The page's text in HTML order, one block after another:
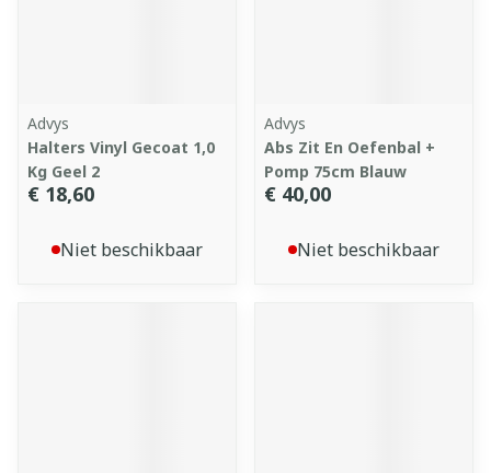
Advys
Halters Vinyl Gecoat 1,0
Kg Geel 2
€ 18,60
Niet beschikbaar
Advys
Abs Zit En Oefenbal +
Pomp 75cm Blauw
€ 40,00
Niet beschikbaar